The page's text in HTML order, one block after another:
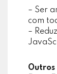
– Ser
com
–